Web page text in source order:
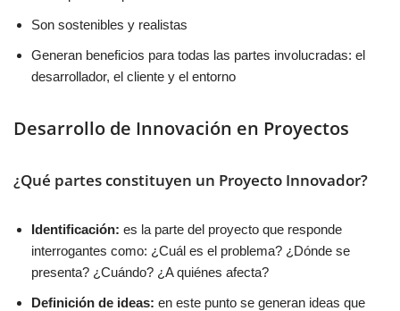
Son sostenibles y realistas
Generan beneficios para todas las partes involucradas: el
desarrollador, el cliente y el entorno
Desarrollo de Innovación en Proyectos
¿Qué partes constituyen un Proyecto Innovador?
Identificación: es la parte del proyecto que responde
interrogantes como: ¿Cuál es el problema? ¿Dónde se
presenta? ¿Cuándo? ¿A quiénes afecta?
Definición de ideas: en este punto se generan ideas que